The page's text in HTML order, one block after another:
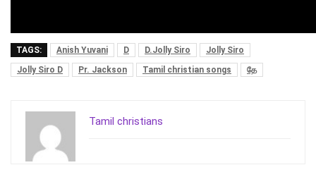
TAGS: Anish Yuvani D D.Jolly Siro
Jolly Siro
Jolly Siro D
Pr. Jackson Tamil christian songs தே
Tamil christians